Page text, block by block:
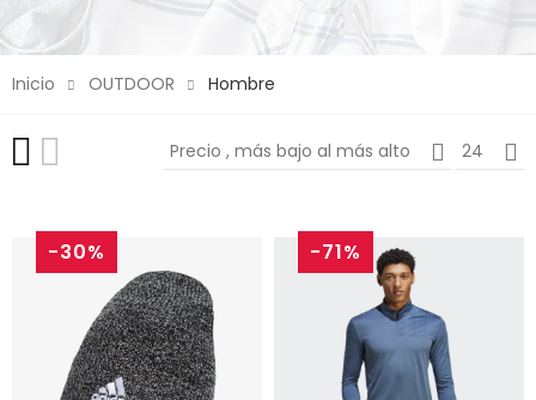
Inicio OUTDOOR Hombre
Precio , más bajo al más alto 24
-30% -71%